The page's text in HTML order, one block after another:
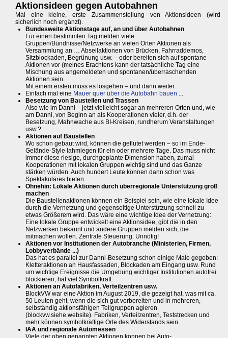
Aktionsideen gegen Autobahnen
Mal eine kleine, erste Zusammenstellung von Aktionsideen (wird
sicherlich noch ergänzt).
Bundesweite Aktionstage auf, an und über Autobahnen
Für einen bestimmten Tag melden viele
Gruppen/Bündnisse/Netzwerke an vielen Orten Aktionen als
Versammlung an … Abseilaktionen von Brücken, Fahrraddemos,
Sitzblockaden, Begrünung usw. – oder bereiten sich auf spontane
Aktionen vor (meines Erachtens kann der tatsächliche Tag eine
Mischung aus angemeldeten und spontanen/überraschenden
Aktionen sein.
Mit einem ersten muss es losgehen – und dann weiter.
Einfach mal eine Mauer quer über die Autobahn bauen ...
Besetzung von Baustellen und Trassen
Also wie im Danni – jetzt vielleicht sogar an mehreren Orten und, wie
am Danni, von Beginn an als Kooperationen vieler, d.h. der
Besetzung, Mahnwache aus BI-Kreisen, rundherum Veranstaltungen
usw.?
Aktionen auf Baustellen
Wo schon gebaut wird, können die geflutet werden – so im Ende-
Gelände-Style lahmlegen für ein oder mehrere Tage. Das muss nicht
immer diese riesige, durchgeplante Dimension haben, zumal
Kooperationen mit lokalen Gruppen wichtig sind und das Ganze
stärken würden. Auch hundert Leute können dann schon was
Spektakuläres bieten.
Ohnehin: Lokale Aktionen durch überregionale Unterstützung groß
machen
Die Baustellenaktionen können ein Beispiel sein, wie eine lokale Idee
durch die Vernetzung und gegenseitige Unterstützung schnell zu
etwas Größerem wird. Das wäre eine wichtige Idee der Vernetzung:
Eine lokale Gruppe entwickelt eine Aktionsidee, gibt die in den
Netzwerken bekannt und andere Gruppen melden sich, die
mitmachen wollen. Zentrale Steuerung: Unnötig!
Aktionen vor Institutionen der Autobranche (Ministerien, Firmen,
Lobbyverbände ...)
Das hat es parallel zur Danni-Besetzung schon einige Male gegeben:
Kletteraktionen an Hausfassaden, Blockaden am Eingang usw. Rund
um wichtige Ereignisse die Umgebung wichtiger Institutionen autofrei
blockieren, hat viel Symbolkraft.
Aktionen an Autofabriken, Verteilzentren usw.
BlockVW war eine Aktion im August 2019, die gezeigt hat, was mit ca.
50 Leuten geht, wenn die sich gut vorbereiten und in mehreren,
selbständig aktionsfähigen Teilgruppen agieren
(blockvw.siehe.website). Fabriken, Verteilzentren, Teststrecken und
mehr können symbolkräftige Orte des Widerstands sein.
IAA und regionale Automessen